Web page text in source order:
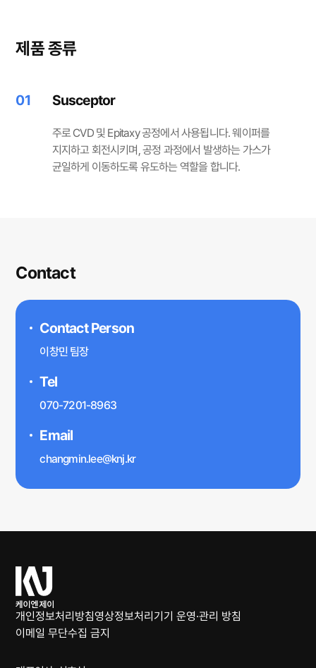
제품 종류
01 Susceptor
주로 CVD 및 Epitaxy 공정에서 사용됩니다. 웨이퍼를
지지하고 회전시키며, 공정 과정에서 발생하는 가스가
균일하게 이동하도록 유도하는 역할을 합니다.
Contact
Contact Person
이창민 팀장
Tel
070-7201-8963
Email
changmin.lee@knj.kr
케
이
엔
제
이
개인정보처리방침영상정보처리기기 운영·관리 방침
이메일 무단수집 금지